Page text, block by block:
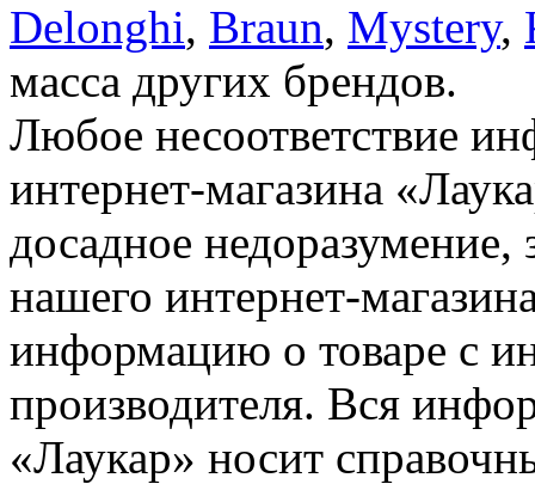
Delonghi, Braun, Mystery,
масса других брендов.
Любое несоответствие
интернет-магазина
досадное недоразумение,
нашего интернет-
информацию о товаре с
производителя. Вся
«Лаукар» носит